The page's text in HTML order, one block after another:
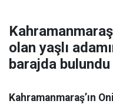
olan yaşlı
barajda bulundu
Kahramanmaraş’ın